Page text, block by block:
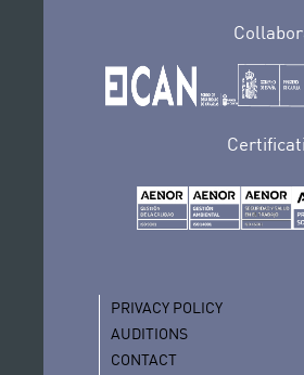
PRIVACY POLICY
AUDITIONS
CONTACT